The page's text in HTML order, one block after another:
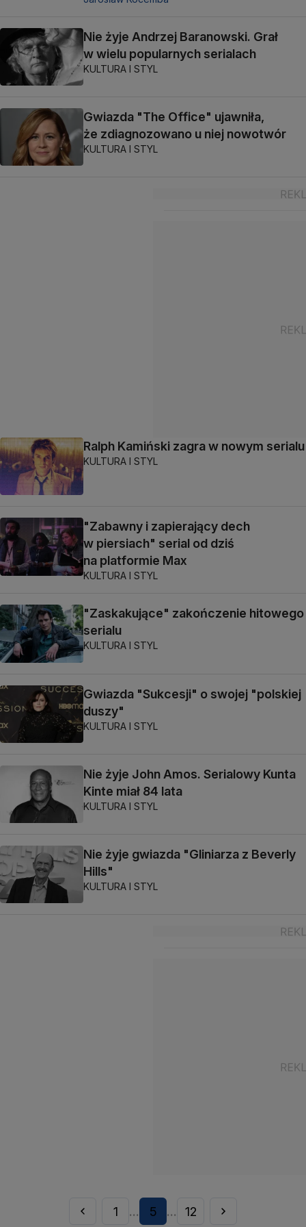
Nie żyje Andrzej Baranowski. Grał
w wielu popularnych serialach
KULTURA I STYL
Gwiazda "The Office" ujawniła,
że zdiagnozowano u niej nowotwór
KULTURA I STYL
Ralph Kamiński zagra w nowym serialu
KULTURA I STYL
"Zabawny i zapierający dech
w piersiach" serial od dziś
na platformie Max
KULTURA I STYL
"Zaskakujące" zakończenie hitowego
serialu
KULTURA I STYL
Gwiazda "Sukcesji" o swojej "polskiej
duszy"
KULTURA I STYL
Nie żyje John Amos. Serialowy Kunta
Kinte miał 84 lata
KULTURA I STYL
Nie żyje gwiazda "Gliniarza z Beverly
Hills"
KULTURA I STYL
1 ... 5 ... 12